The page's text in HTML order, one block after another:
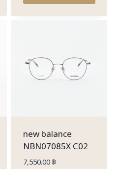
new balance
NBN07085X C02
7,550.00฿